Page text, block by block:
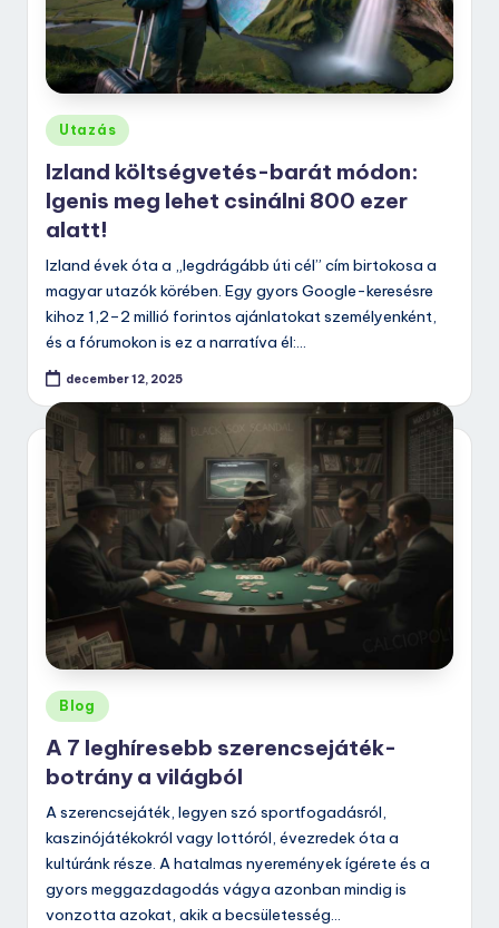
Posted
in
Utazás
Izland költségvetés-barát módon:
Igenis meg lehet csinálni 800 ezer
alatt!
Izland évek óta a „legdrágább úti cél” cím birtokosa a
magyar utazók körében. Egy gyors Google-keresésre
kihoz 1,2–2 millió forintos ajánlatokat személyenként,
és a fórumokon is ez a narratíva él:…
december 12, 2025
Posted
in
Blog
A 7 leghíresebb szerencsejáték-
botrány a világból
A szerencsejáték, legyen szó sportfogadásról,
kaszinójátékokról vagy lottóról, évezredek óta a
kultúránk része. A hatalmas nyeremények ígérete és a
gyors meggazdagodás vágya azonban mindig is
vonzotta azokat, akik a becsületesség…